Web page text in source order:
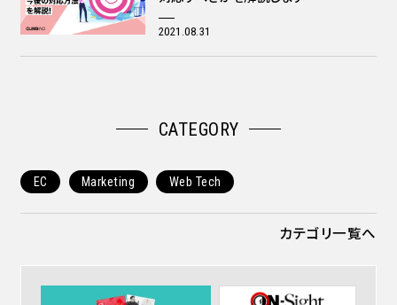
2021.08.31
CATEGORY
EC Marketing Web Tech
カテゴリ一覧へ